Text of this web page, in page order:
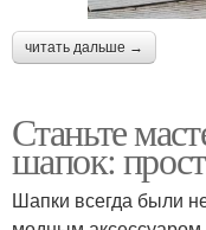
читать дальше →
Станьте
шапок:
Шапки всегда были